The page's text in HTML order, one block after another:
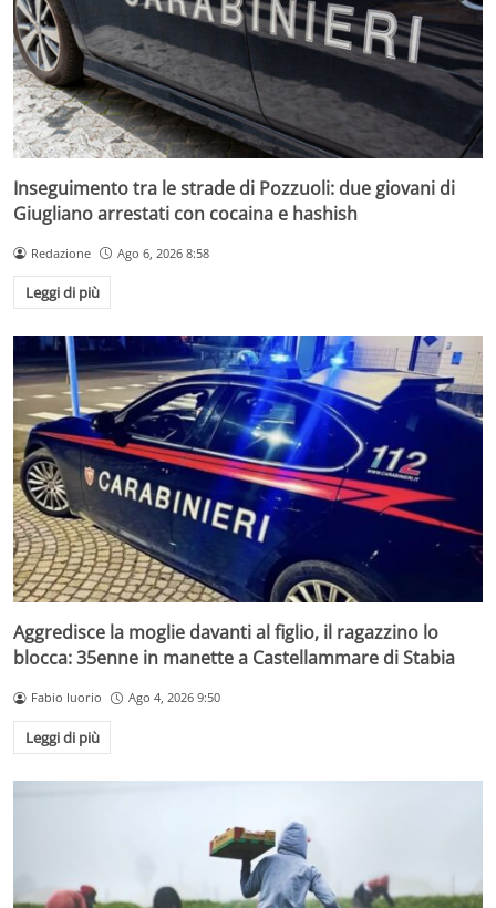
Inseguimento tra le strade di Pozzuoli: due giovani di
Giugliano arrestati con cocaina e hashish
Redazione Ago 6, 2026 8:58
Leggi di più
Aggredisce la moglie davanti al figlio, il ragazzino lo
blocca: 35enne in manette a Castellammare di Stabia
Fabio Iuorio Ago 4, 2026 9:50
Leggi di più